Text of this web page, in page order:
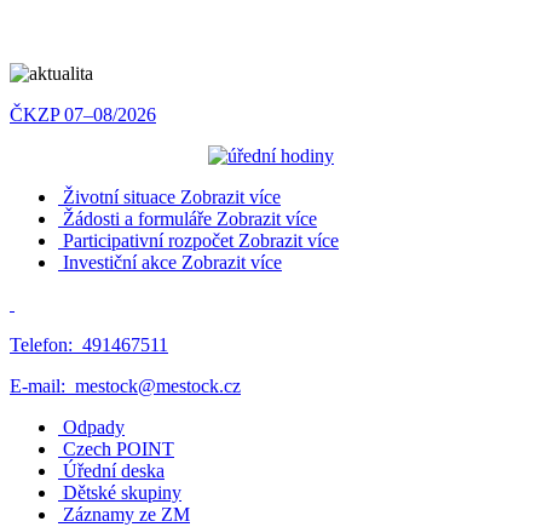
ČKZP 07–08/2026
Životní situace Zobrazit více
Žádosti a formuláře Zobrazit více
Participativní rozpočet Zobrazit více
Investiční akce Zobrazit více
Telefon: 491467511
E-mail: mestock@mestock.cz
Odpady
Czech POINT
Úřední deska
Dětské skupiny
Záznamy ze ZM